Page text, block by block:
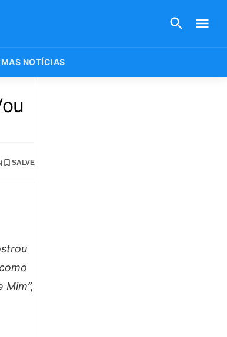
NOTÍCIAS
SALVE
Mim”,